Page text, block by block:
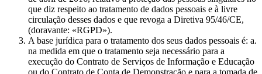
que diz respeito ao tratamento de dados pessoais e à livre
circulação desses dados e que revoga a Diretiva 95/46/CE,
(doravante: «RGPD»).
A base jurídica para o tratamento dos seus dados pessoais é: a.
na medida em que o tratamento seja necessário para a
execução do Contrato de Serviços de Informação e Educação
ou do Contrato de Conta de Demonstração e para a tomada de